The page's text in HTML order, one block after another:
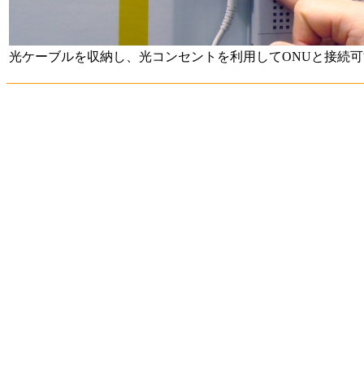
光ケーブルを収納し、光コンセントを利用してONUと接続